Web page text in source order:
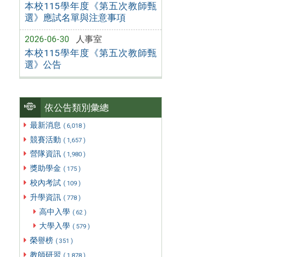
本校115學年度《第五次教師甄
選》應試名單與注意事項
2026-06-30 人事室
本校115學年度《第五次教師甄
選》公告
依公告類別彙總
最新消息 ( 6,018 )
競賽活動 ( 1,657 )
營隊資訊 ( 1,980 )
獎助學金 ( 175 )
校內考試 ( 109 )
升學資訊 ( 778 )
高中入學 ( 62 )
大學入學 ( 579 )
榮譽榜 ( 351 )
教師研習 ( 1,878 )